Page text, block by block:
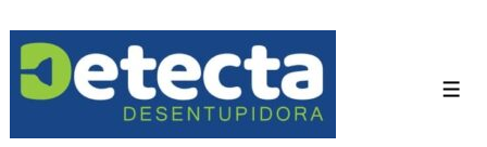
para
Conteúdo